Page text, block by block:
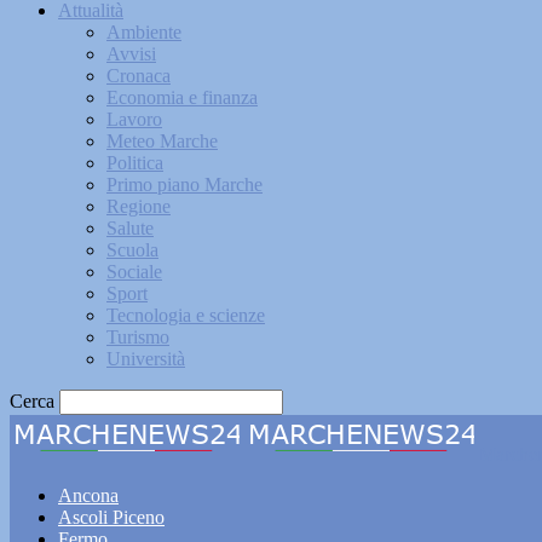
Attualità
Ambiente
Avvisi
Cronaca
Economia e finanza
Lavoro
Meteo Marche
Politica
Primo piano Marche
Regione
Salute
Scuola
Sociale
Sport
Tecnologia e scienze
Turismo
Università
Cerca
Ancona
Ascoli Piceno